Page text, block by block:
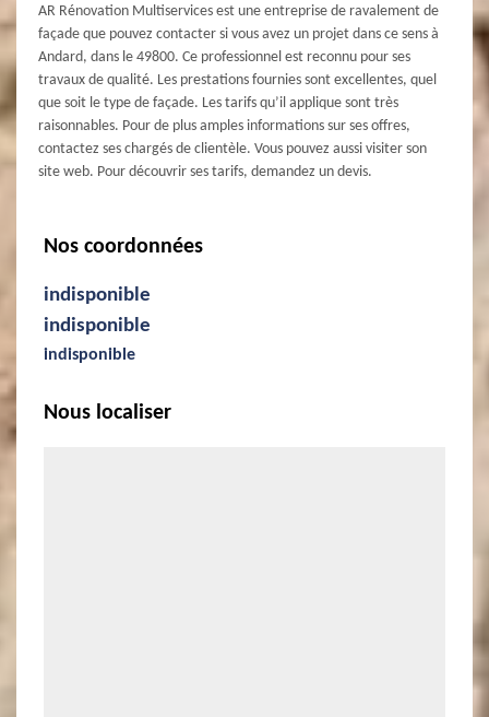
AR Rénovation Multiservices est une entreprise de ravalement de
façade que pouvez contacter si vous avez un projet dans ce sens à
Andard, dans le 49800. Ce professionnel est reconnu pour ses
travaux de qualité. Les prestations fournies sont excellentes, quel
que soit le type de façade. Les tarifs qu’il applique sont très
raisonnables. Pour de plus amples informations sur ses offres,
contactez ses chargés de clientèle. Vous pouvez aussi visiter son
site web. Pour découvrir ses tarifs, demandez un devis.
Nos coordonnées
indisponible
indisponible
indisponible
Nous localiser